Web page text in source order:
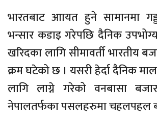
भारतबाट आायत हुने सामानमा
भन्सार कडाइ गरेपछि दैनिक
खरिदका लागि सीमावर्ती भारतीय
क्रम घटेको छ । यसरी हेर्दा दैनिक
लागि लाग्ने गरेको वनबासा
नेपालतर्फका पसलहरुमा चहलपहल